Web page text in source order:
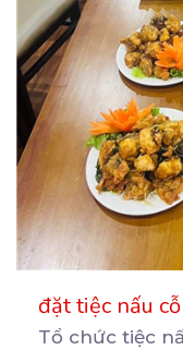
đặt tiệc nấu
Tổ chức tiệc